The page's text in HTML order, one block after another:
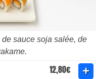
sauce soja salée, de
12,80€